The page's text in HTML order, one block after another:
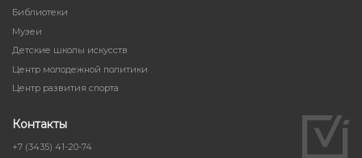
Библиотеки
Музеи
Детские школы искусств
Центр молодежной политики
Центр развития спорта
Контакты
+7 (3435) 41-20-74